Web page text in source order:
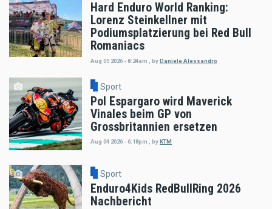
Hard Enduro World Ranking:
Lorenz Steinkellner mit
Podiumsplatzierung bei Red Bull
Romaniacs
Aug 05 2026 - 8:24am byDaniele Alessandro
Sport
Pol Espargaro wird Maverick
Vinales beim GP von
Grossbritannien ersetzen
Aug 04 2026 - 6:18pm byKTM
Sport
Enduro4Kids RedBullRing 2026
Nachbericht